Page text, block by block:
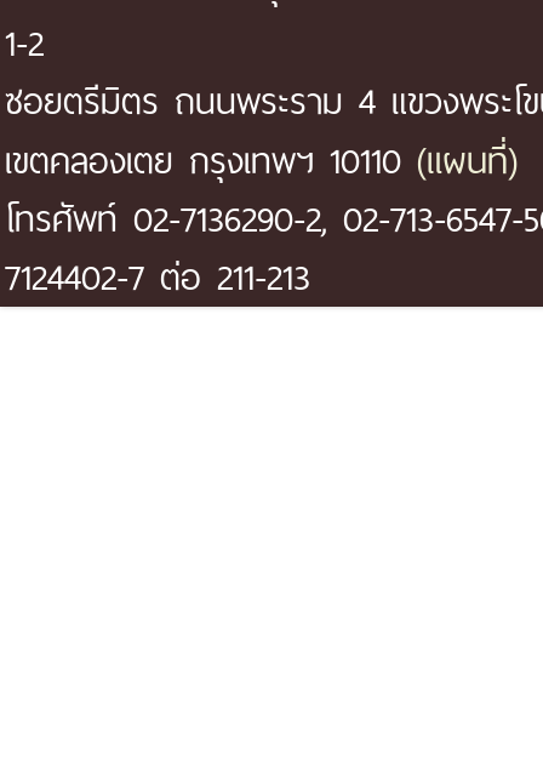
1-2
ซอยตรีมิตร ถนนพระราม 4 แขวงพระโ
เขตคลองเตย กรุงเทพฯ 10110 (แผนที่)
โทรศัพท์ 02-7136290-2, 02-713-6547-
7124402-7 ต่อ 211-213